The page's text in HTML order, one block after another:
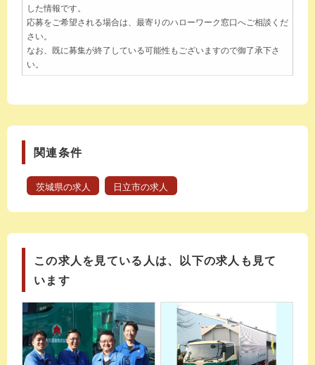
した情報です。
応募をご希望される場合は、最寄りのハローワーク窓口へご相談くだ
さい。
なお、既に募集が終了している可能性もございますので御了承下さ
い。
関連条件
茨城県の求人 日立市の求人
この求人を見ている人は、以下の求人も見て
います